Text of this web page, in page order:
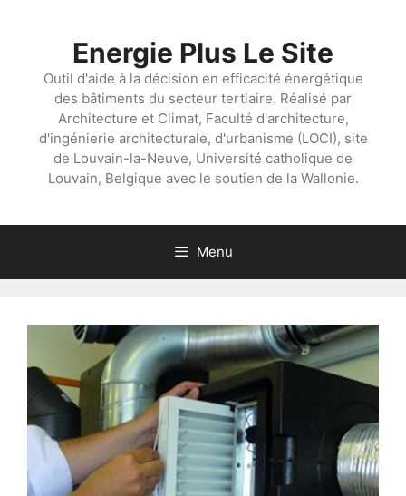
Energie Plus Le Site
Outil d'aide à la décision en efficacité énergétique
des bâtiments du secteur tertiaire. Réalisé par
Architecture et Climat, Faculté d'architecture,
d'ingénierie architecturale, d'urbanisme (LOCI), site
de Louvain-la-Neuve, Université catholique de
Louvain, Belgique avec le soutien de la Wallonie.
Menu